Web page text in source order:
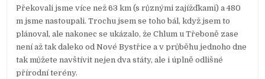
Překovali jsme více než 63 km (s různými zajížďkami) a 480
m jsme nastoupali. Trochu jsem se toho bál, když jsem to
plánoval, ale nakonec se ukázalo, že Chlum u Třeboně zase
není až tak daleko od Nové Bystřice a v průběhu jednoho dne
tak můžete navštívit nejen dva státy, ale i úplně odlišné
přírodní terény.